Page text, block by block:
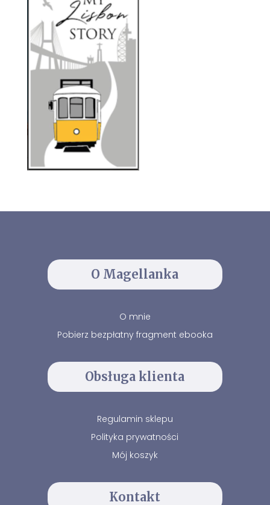
O Magellanka
O mnie
Pobierz bezpłatny fragment ebooka
Obsługa klienta
Regulamin sklepu
Polityka prywatności
Mój koszyk
Kontakt